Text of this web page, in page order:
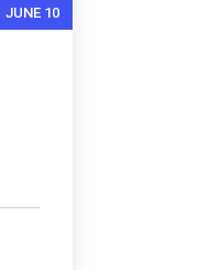
JUNE 10